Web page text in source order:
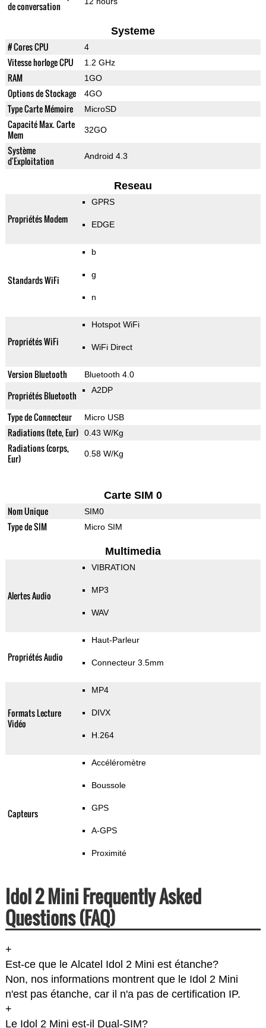
de conversation
Systeme
# Cores CPU 4
Vitesse horloge CPU 1.2 GHz
RAM 1GO
Options de Stockage 4GO
Type Carte Mémoire MicroSD
Capacité Max. Carte
Mem
32GO
Système
d'Exploitation
Android 4.3
Reseau
Propriétés Modem
GPRS
EDGE
Standards WiFi
b
g
n
Propriétés WiFi
Hotspot WiFi
WiFi Direct
Version Bluetooth Bluetooth 4.0
Propriétés Bluetooth A2DP
Type de Connecteur Micro USB
Radiations (tete, Eur) 0.43 W/Kg
Radiations (corps,
Eur)
0.58 W/Kg
Carte SIM 0
Nom Unique SIM0
Type de SIM Micro SIM
Multimedia
Alertes Audio
VIBRATION
MP3
WAV
Propriétés Audio
Haut-Parleur
Connecteur 3.5mm
Formats Lecture
Vidéo
MP4
DIVX
H.264
Capteurs
Accéléromètre
Boussole
GPS
A-GPS
Proximité
Idol 2 Mini Frequently Asked
Questions (FAQ)
+
Est-ce que le Alcatel Idol 2 Mini est étanche?
Non, nos informations montrent que le Idol 2 Mini
n'est pas étanche, car il n'a pas de certification IP.
+
Le Idol 2 Mini est-il Dual-SIM?